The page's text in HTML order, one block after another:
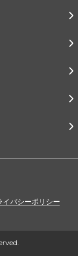
イバシーポリシー